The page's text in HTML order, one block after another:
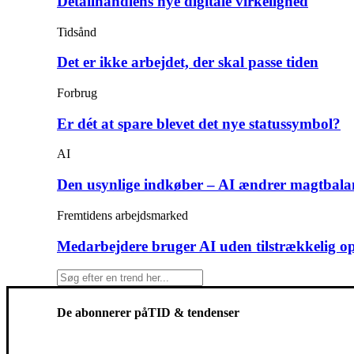
Tidsånd
Det er ikke arbejdet, der skal passe tiden
Forbrug
Er dét at spare blevet det nye statussymbol?
AI
Den usynlige indkøber – AI ændrer
Fremtidens arbejdsmarked
Medarbejdere bruger AI uden tilstrækkelig
De abonnerer påTID & tendenser